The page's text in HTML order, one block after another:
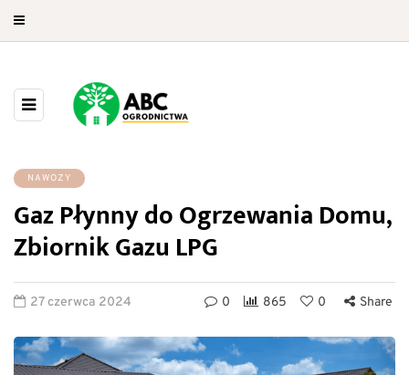
NAWOZY
Gaz Płynny do Ogrzewania Domu,
Zbiornik Gazu LPG
27 czerwca 2024 0 865 0 Share